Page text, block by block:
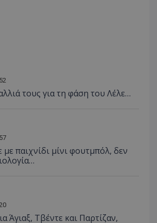
τους για τη φάση του Λέλε…
με παιχνίδι μίνι φουτμπόλ, δεν
Άγιαξ, Τβέντε και Παρτίζαν,